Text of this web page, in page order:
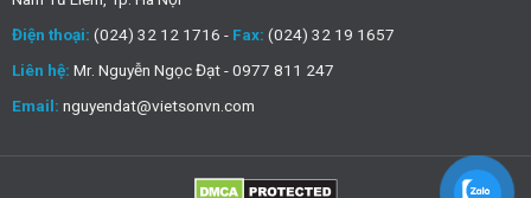
Điện thoại: (024) 32 12 1716 - Fax: (024) 32 19 1657
Liên hệ: Mr. Nguyễn Ngọc Đạt - 0977 811 247
Email: nguyendat@vietsonvn.com